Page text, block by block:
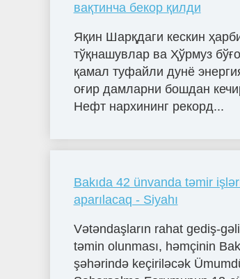
вақтинча бекор қилди
Яқин Шарқдаги кескин
тўқнашувлар ва Ҳўрмуз
қамал туфайли дунё
оғир дамларни бошдан
Нефт нархининг рекорд...
Bakıda 42 ünvanda təmir
aparılacaq - Siyahı
Vətəndaşların rahat gediş-
təmin olunması, həmçinin
şəhərində keçiriləcək